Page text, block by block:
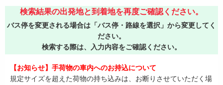
検索結果の出発地と到着地を再度ご確認ください。
バス停を変更される場合は「バス停・路線を選択」から変更してく
ださい。
検索する際は、入力内容をご確認ください。
【お知らせ】手荷物の車内へのお持込について
規定サイズを超えた荷物の持ち込みは、お断りさせていただく場